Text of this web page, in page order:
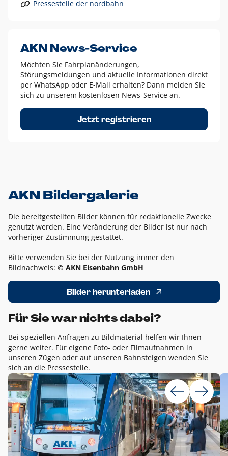
Alle anderen Logo-Varianten dürfen nur in Ausnahmefällen
Diese Ausnahmen sind zum Beispiel:
dem AKN Blau,
weißes Logo auf Fotohintergründen,
schwarzes Logo für reine Schwarz-Weiß-Umsetzungen
Um das Logo herum muss ein Schutzraum von jeweils einer
Höhe bzw. Breite des N aus AKN in alle Richtungen
Pressestelle der nordbahn
AKN News-Service
Möchten Sie Fahrplanänderungen,
Störungsmeldungen und aktuelle Informationen direkt
per WhatsApp oder E-Mail erhalten? Dann melden Sie
sich zu unserem kostenlosen News-Service an.
Jetzt registrieren
AKN Bildergalerie
Die bereitgestellten Bilder können für redaktionelle Zwecke
genutzt werden. Eine Veränderung der Bilder ist nur nach
vorheriger Zustimmung gestattet.
Bitte verwenden Sie bei der Nutzung immer den
Bildnachweis: © AKN Eisenbahn GmbH
Bilder herunterladen
Für Sie war nichts dabei?
Bei speziellen Anfragen zu Bildmaterial helfen wir Ihnen
gerne weiter. Für eigene Foto- oder Filmaufnahmen in
unseren Zügen oder auf unseren Bahnsteigen wenden Sie
sich an die Pressestelle.